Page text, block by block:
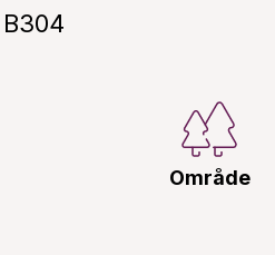
Område